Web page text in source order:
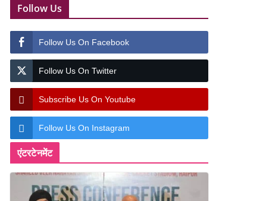
Follow Us
Follow Us On Facebook
Follow Us On Twitter
Subscribe Us On Youtube
Follow Us On Instagram
एंटरटेनमेंट